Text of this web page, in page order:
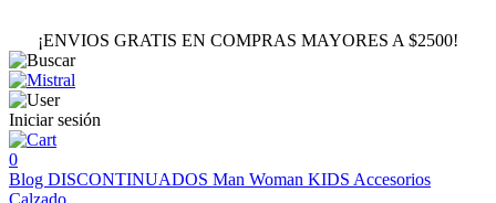
¡ENVIOS GRATIS EN COMPRAS MAYORES A $2500!
Iniciar sesión
0
Blog DISCONTINUADOS Man Woman KIDS Accesorios
Calzado